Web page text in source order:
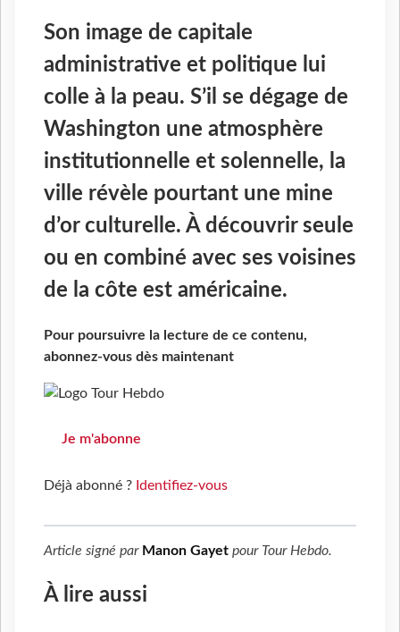
Son image de capitale
administrative et politique lui
colle à la peau. S’il se dégage de
Washington une atmosphère
institutionnelle et solennelle, la
ville révèle pourtant une mine
d’or culturelle. À découvrir seule
ou en combiné avec ses voisines
de la côte est américaine.
Pour poursuivre la lecture de ce contenu,
abonnez-vous dès maintenant
Je m'abonne
Déjà abonné ? Identifiez-vous
Article signé par Manon Gayet pour Tour Hebdo.
À lire aussi